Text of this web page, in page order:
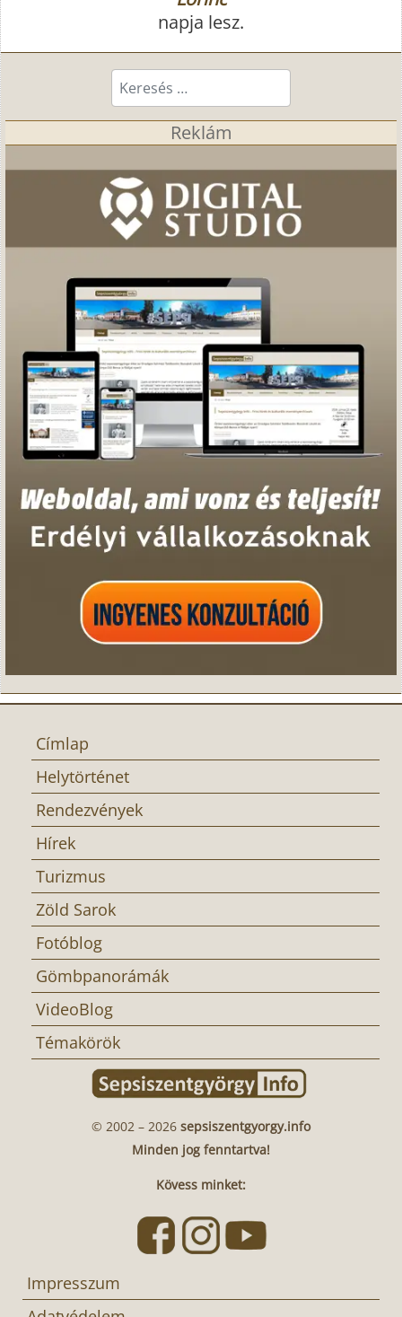
napja lesz.
Keresés...
Reklám
Címlap
Helytörténet
Rendezvények
Hírek
Turizmus
Zöld Sarok
Fotóblog
Gömbpanorámák
VideoBlog
Témakörök
© 2002 – 2026 sepsiszentgyorgy.info
Minden jog fenntartva!
Kövess minket:
Impresszum